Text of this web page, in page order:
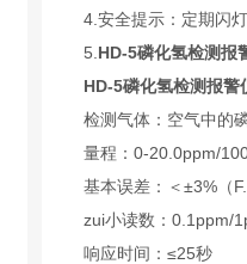
4.安全提示：定期闪
5. HD-5磷化氢检测报
HD-5磷化氢检测报警
检测气体：空气中的
量程：0-20.0ppm/
基本误差：＜±3%（
zui小读数：0.1ppm/
响应时间：≤25秒